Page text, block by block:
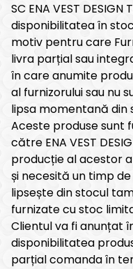
SC ENA VEST
disponibilitatea în
motiv pentru care
livra parțial sau
în care anumite
al furnizorului sau nu
lipsa momentană din
Aceste produse sunt
către ENA VEST
producție al acestor
și necesită un timp
lipsește din stocul
furnizate cu stoc
Clientul va fi anunțat
disponibilitatea
parțial comanda în